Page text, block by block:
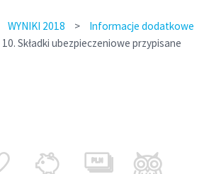
WYNIKI 2018 >
Informacje dodatkowe
10. Składki ubezpieczeniowe przypisane